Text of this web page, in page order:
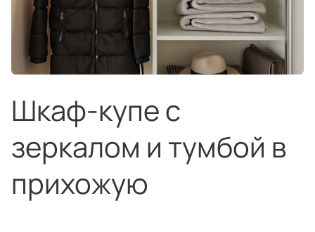
техника
Специальные
предложения
и скидки
Салоны продаж
Десятки образцов в каждом салоне
О компании
Корпоративным
клиентам
Шкаф-купе с
зеркалом и тумбой в
прихожую